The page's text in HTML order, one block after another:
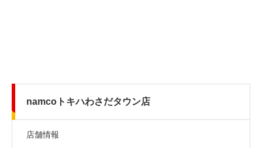
namcoトキハわさだタウン店
店舗情報